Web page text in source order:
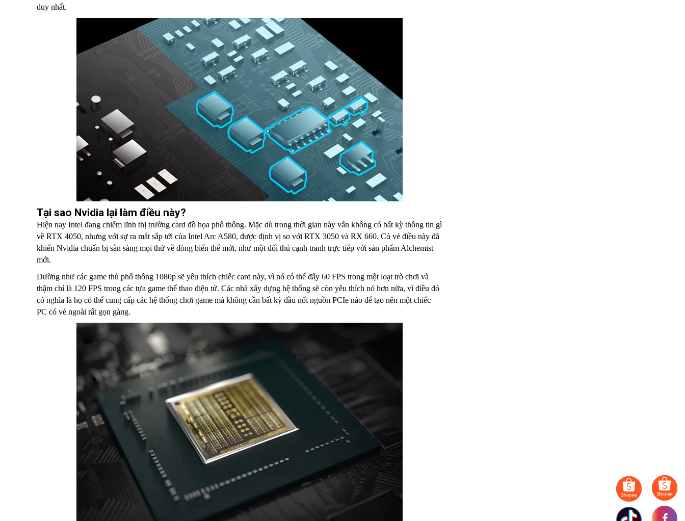
duy nhất.
Tại sao Nvidia lại làm điều này?
Hiện nay Intel đang chiếm lĩnh thị trường card đồ họa phổ thông. Mặc dù trong thời gian này vẫn không có bất kỳ thông tin gì
về RTX 4050, nhưng với sự ra mắt sắp tới của Intel Arc A580, được định vị so với RTX 3050 và RX 660. Có vẻ điều này đã
khiến Nvidia chuẩn bị sẵn sàng mọi thứ về dòng biến thể mới, như một đối thủ cạnh tranh trực tiếp với sản phẩm Alchemist
mới.
Dường như các game thủ phổ thông 1080p sẽ yêu thích chiếc card này, vì nó có thể đẩy 60 FPS trong một loạt trò chơi và
thậm chí là 120 FPS trong các tựa game thể thao điện tử. Các nhà xây dựng hệ thống sẽ còn yêu thích nó hơn nữa, vì điều đó
có nghĩa là họ có thể cung cấp các hệ thống chơi game mà không cần bất kỳ đầu nối nguồn PCIe nào để tạo nên một chiếc
PC có vẻ ngoài rất gọn gàng.